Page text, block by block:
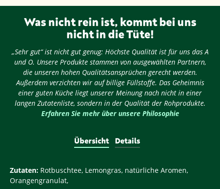
Was nicht rein ist, kommt bei uns
nicht in die Tüte!
„Sehr gut“ ist nicht gut genug: Höchste Qualität ist für uns das A
und O. Unsere Produkte stammen von ausgewählten Partnern,
die unseren hohen Qualitätsansprüchen gerecht werden.
Außerdem verzichten wir auf billige Füllstoffe. Das Geheimnis
einer guten Küche liegt unserer Meinung nach nicht in einer
langen Zutatenliste, sondern in der Qualität der Rohprodukte.
Erfahren Sie mehr über unsere Philosophie
Übersicht Details
Zutaten: Rotbuschtee, Lemongras, natürliche Aromen,
Orangengranulat,